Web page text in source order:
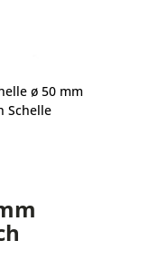
ø 50 mm
Schelle